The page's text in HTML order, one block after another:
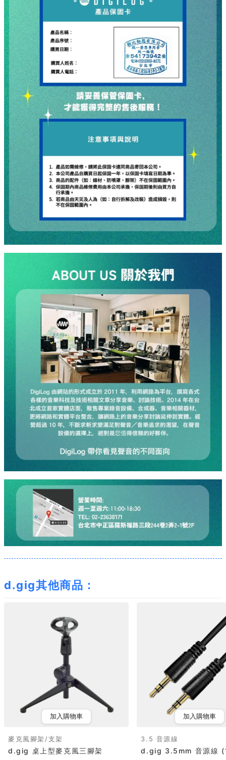
d.gig其他商品：
加入購物車
麥克風腳架/支架
d.gig 桌上型麥克風三腳架
加入購物車
3.5 音源線
d.gig 3.5mm 音源線